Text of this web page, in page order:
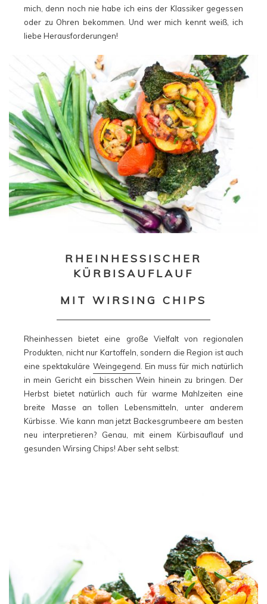
mich, denn noch nie habe ich eins der Klassiker gegessen
oder zu Ohren bekommen. Und wer mich kennt weiß, ich
liebe Herausforderungen!
RHEINHESSISCHER
KÜRBISAUFLAUF
MIT WIRSING CHIPS
Rheinhessen bietet eine große Vielfalt von regionalen
Produkten, nicht nur Kartoffeln, sondern die Region ist auch
eine spektakuläre Weingegend . Ein muss für mich natürlich
in mein Gericht ein bisschen Wein hinein zu bringen. Der
Herbst bietet natürlich auch für warme Mahlzeiten eine
breite Masse an tollen Lebensmitteln, unter anderem
Kürbisse. Wie kann man jetzt Backesgrumbeere am besten
neu interpretieren? Genau, mit einem Kürbisauflauf und
gesunden Wirsing Chips! Aber seht selbst: